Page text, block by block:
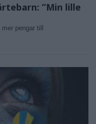
”Min lille
pengar till